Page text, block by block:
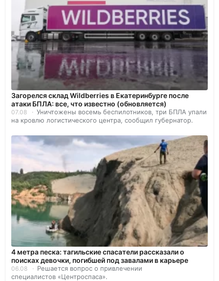
Загорелся склад Wildberries в Екатеринбурге после
атаки БПЛА: все, что известно (обновляется)
07.08
Уничтожены восемь беспилотников, три БПЛА упали
на кровлю логистического центра, сообщил губернатор.
4 метра песка: тагильские спасатели рассказали о
поисках девочки, погибшей под завалами в карьере
06.08
Решается вопрос о привлечении
специалистов «Центроспаса».